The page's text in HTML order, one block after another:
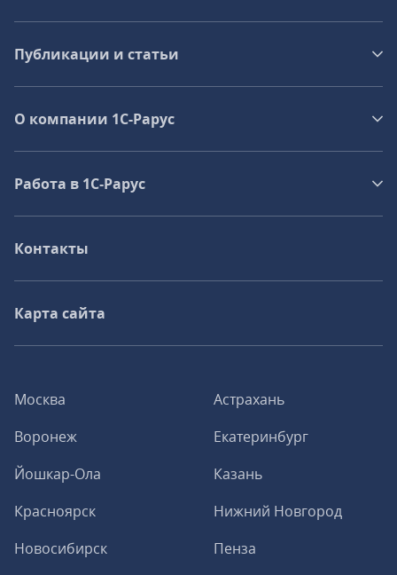
Москва
Астрахань
Воронеж
Екатеринбург
Йошкар-Ола
Казань
Красноярск
Нижний Новгород
Новосибирск
Пенза
Публикации и статьи
О компании 1C-Рарус
Работа в 1С‑Рарус
Контакты
Карта сайта